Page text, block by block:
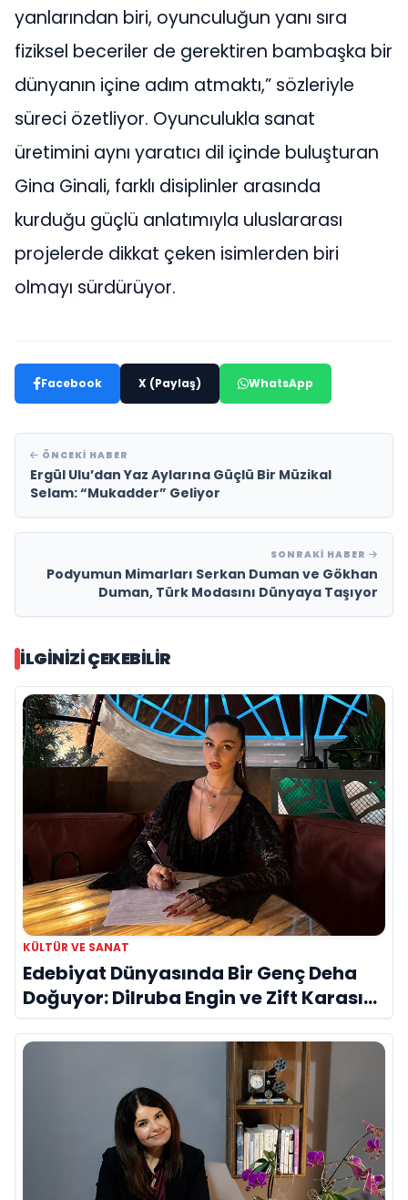
yanlarından biri, oyunculuğun yanı sıra
fiziksel beceriler de gerektiren bambaşka bir
dünyanın içine adım atmaktı,” sözleriyle
süreci özetliyor. Oyunculukla sanat
üretimini aynı yaratıcı dil içinde buluşturan
Gina Ginali, farklı disiplinler arasında
kurduğu güçlü anlatımıyla uluslararası
projelerde dikkat çeken isimlerden biri
olmayı sürdürüyor.
Facebook X (Paylaş) WhatsApp
ÖNCEKI HABER
Ergül Ulu’dan Yaz Aylarına Güçlü Bir Müzikal
Selam: “Mukadder” Geliyor
SONRAKI HABER
Podyumun Mimarları Serkan Duman ve Gökhan
Duman, Türk Modasını Dünyaya Taşıyor
İLGINIZI ÇEKEBILIR
KÜLTÜR VE SANAT
Edebiyat Dünyasında Bir Genç Deha
Doğuyor: Dilruba Engin ve Zift Karası
Evreni ‘AVENOİR’